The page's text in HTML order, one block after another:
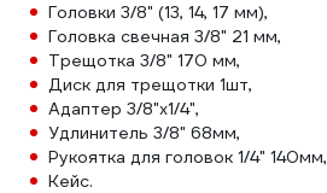
Головки 3/8" (13, 14, 17 мм),
Головка свечная 3/8" 21 мм,
Трещотка 3/8" 170 мм,
Диск для трещотки 1шт,
Адаптер 3/8"х1/4",
Удлинитель 3/8" 68мм,
Рукоятка для головок 1/4" 140мм,
Кейс.